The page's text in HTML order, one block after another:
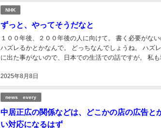
NHK
ずっと、やってそうだなと
2025年8月8日
１００年後、２００年後の人に向けて。 書く必要がないのかもしれないけど、予想が当たるか、
ハズレるかとかなんで。 どっちなんでしょうね。 ハズレて欲しいけど。 日
に出た事がないので、日本での生活での話ですが。 私
news every
中居正広の関係などは、どこかの店の広告と
い対応になるはず